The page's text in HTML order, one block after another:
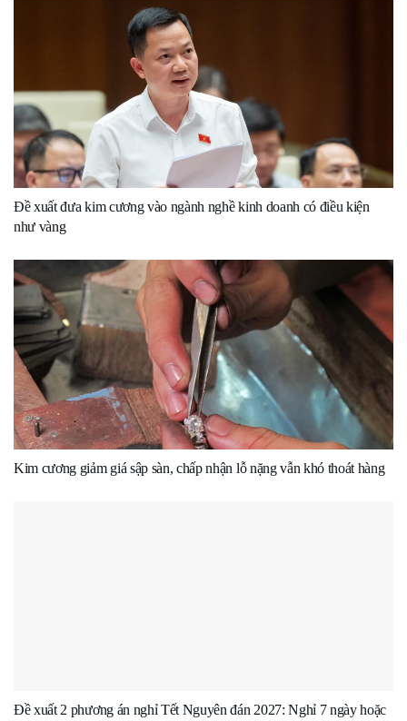
Đề xuất đưa kim cương vào ngành nghề kinh doanh có điều kiện
như vàng
Kim cương giảm giá sập sàn, chấp nhận lỗ nặng vẫn khó thoát hàng
Đề xuất 2 phương án nghỉ Tết Nguyên đán 2027: Nghỉ 7 ngày hoặc